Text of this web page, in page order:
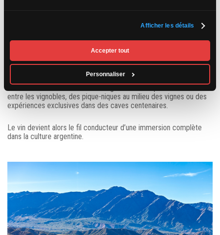
Afficher les détails
Accepter tout
Personnaliser
Les domaines ouvrent leurs portes aux visiteurs dans un décor
spectaculaire où les vignobles semblent se fondre dans les
sommets enneigés des Andes. Plusieurs proposent des visites
guidées, des dégustations commentées, des repas
gastronomiques élaborés à partir de produits locaux et même des
accords mets-vins imaginés par des chefs renommés.
Certains établissements offrent également des promenades à vélo
entre les vignobles, des pique-niques au milieu des vignes ou des
expériences exclusives dans des caves centenaires.
Le vin devient alors le fil conducteur d’une immersion complète
dans la culture argentine.